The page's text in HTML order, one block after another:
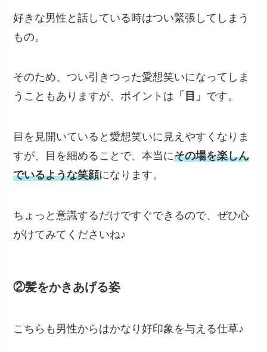
好きな男性と話している時はつい緊張してしまう
もの。
そのため、つい引きつった愛想笑いになってしま
うこともありますが、ポイントは 「目」 です。
目を見開いていると愛想笑いに見えやすくなりま
すが、目を細めることで、本当にその場を楽しん
でいるような笑顔になります。
ちょっと意識するだけですぐできるので、ぜひ心
がけてみてくださいね♪
②髪をかきあげる姿
こちらも男性からはかなり好印象を与える仕草♪